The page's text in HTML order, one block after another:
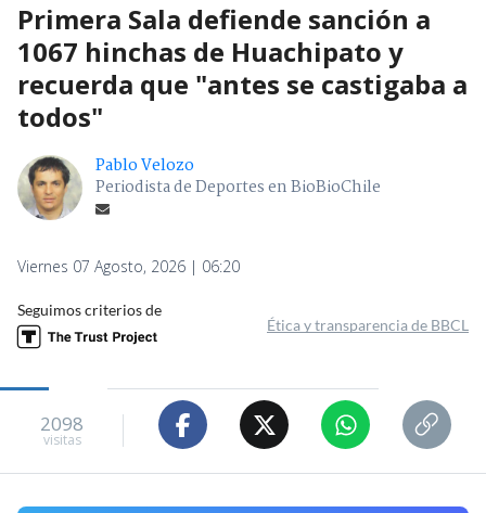
Primera Sala defiende sanción a
1067 hinchas de Huachipato y
recuerda que "antes se castigaba a
todos"
Pablo Velozo
Periodista de Deportes en BioBioChile
Viernes 07 Agosto, 2026 | 06:20
Seguimos criterios de
Ética y transparencia de BBCL
2098
visitas